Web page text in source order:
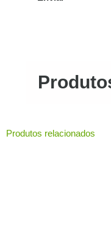
Produtos relacionados